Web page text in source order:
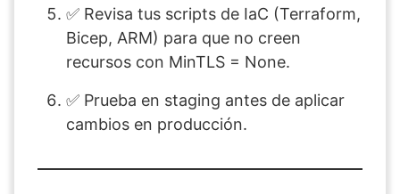
✅ Revisa tus scripts de IaC (Terraform,
Bicep, ARM) para que no creen
recursos con MinTLS = None.
✅ Prueba en staging antes de aplicar
cambios en producción.